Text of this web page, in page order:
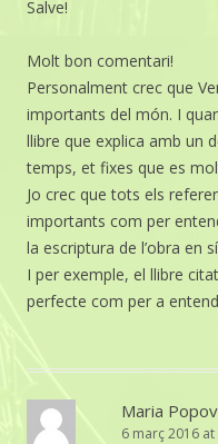
Salve!
Molt bon comentari!
Personalment crec que
importants del món. I
llibre que explica amb un
temps, et fixes que es
Jo crec que tots els
importants com per
la escriptura de l’obra en
I per exemple, el llibre
perfecte com per a
Maria
6 març 2016 at